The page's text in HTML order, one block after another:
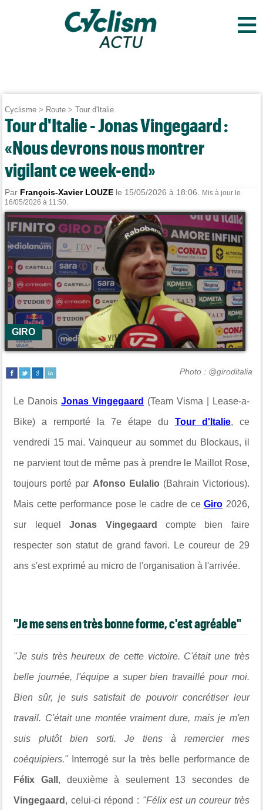
≡
Cyclisme > Route >Tour d'Italie
Tour d'Italie - Jonas Vingegaard :
«Nous devrons nous montrer
vigilant ce week-end»
Par François-Xavier LOUZE le 15/05/2026 à 18:06.
Mis à jour le
16/05/2026 à 11:50.
GIRO
Photo : @giroditalia
Le DanoisJonas Vingegaard (Team Visma | Lease-a-
Bike) a remporté la 7e étape du Tour d'Italie, ce
vendredi 15 mai. Vainqueur au sommet du Blockaus, il
ne parvient tout de même pas à prendre le Maillot Rose,
toujours porté par Afonso Eulalio (Bahrain Victorious).
Mais cette performance pose le cadre de ceGiro 2026,
sur lequelJonas Vingegaard compte bien faire
respecter son statut de grand favori. Le coureur de 29
ans s'est exprimé au micro de l'organisation à l'arrivée.
"Je me sens en très bonne forme, c'est agréable"
"Je suis très heureux de cette victoire. C'était une très
belle journée, l'équipe a super bien travaillé pour moi.
Bien sûr, je suis satisfait de pouvoir concrétiser leur
travail. C'était une montée vraiment dure, mais je m'en
suis plutôt bien sorti. Je tiens à remercier mes
coéquipiers." Interrogé sur la très belle performance de
Félix Gall , deuxième à seulement 13 secondes de
Vingegaard , celui-ci répond : "Félix est un coureur très